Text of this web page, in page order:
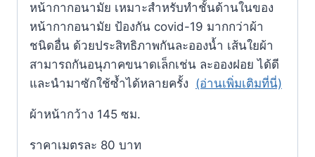
หน้ากากอนามัย เหมาะสำหรับทำชั้นด้านในของ
หน้ากากอนามัย ป้องกัน covid-19 มากกว่าผ้า
ชนิดอื่น ด้วยประสิทธิภาพกันละอองน้ำ เส้นใยผ้า
สามารถกันอนุภาคขนาดเล็กเช่น ละอองฝอย ได้ดี
และนำมาซักใช้ซ้ำได้หลายครั้ง (อ่านเพิ่มเติมที่นี่)
ผ้าหน้ากว้าง 145 ซม.
ราคาเมตรละ 80 บาท